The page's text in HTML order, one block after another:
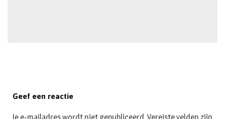
Geef een reactie